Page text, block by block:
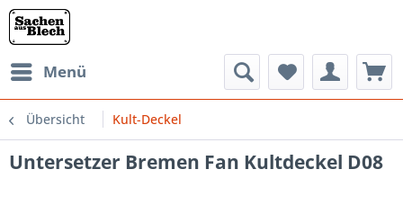
Menü
Übersicht Kult-Deckel
Untersetzer Bremen Fan Kultdeckel D08